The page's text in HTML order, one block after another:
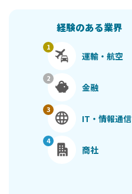
経験のある業界
運輸・航空
金融
IT・情報通信
商社